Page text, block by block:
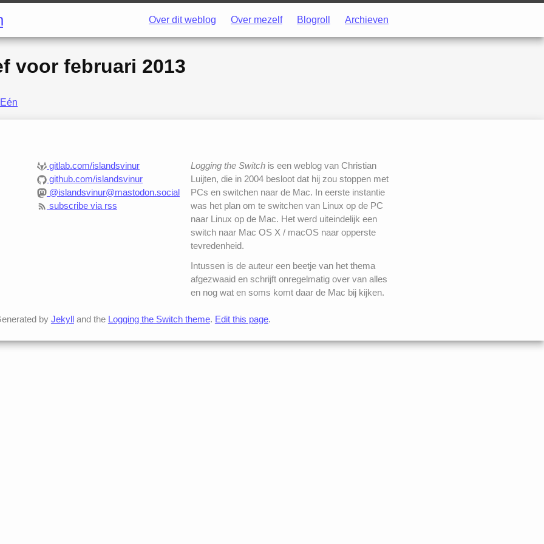
Over dit weblog Over mezelf Blogroll Archieven
voor februari 2013
Eén
gitlab.com/islandsvinur
github.com/islandsvinur
@islandsvinur@mastodon.social
subscribe via rss
Logging the Switchis een weblog van Christian
Luijten, die in 2004 besloot dat hij zou stoppen met
PCs en switchen naar de Mac. In eerste instantie
was het plan om te switchen van Linux op de PC
naar Linux op de Mac. Het werd uiteindelijk een
switch naar Mac OS X / macOS naar opperste
tevredenheid.
Intussen is de auteur een beetje van het thema
afgezwaaid en schrijft onregelmatig over van alles
en nog wat en soms komt daar de Mac bij kijken.
by Jekylland the Logging the Switch theme. Edit this page.